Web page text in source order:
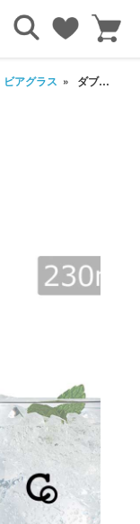
アグラス ダブルウォールペアグラス